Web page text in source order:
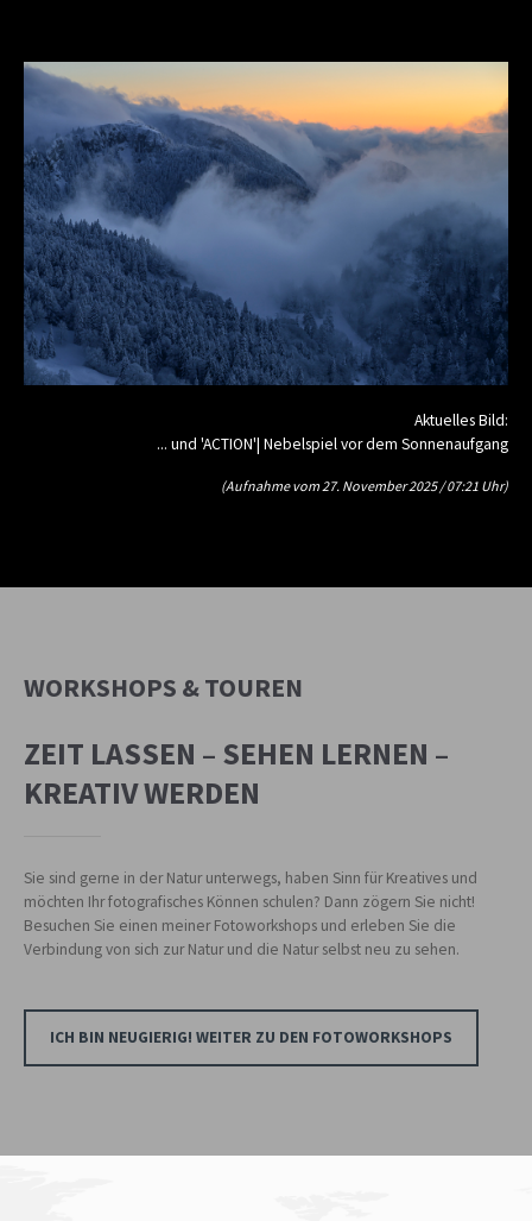
Aktuelles Bild:
... und 'ACTION'| Nebelspiel vor dem Sonnenaufgang
(Aufnahme vom 27. November 2025 / 07:21 Uhr)
WORKSHOPS & TOUREN
ZEIT LASSEN – SEHEN LERNEN –
KREATIV WERDEN
Sie sind gerne in der Natur unterwegs, haben Sinn für Kreatives und
möchten Ihr fotografisches Können schulen? Dann zögern Sie nicht!
Besuchen Sie einen meiner Fotoworkshops und erleben Sie die
Verbindung von sich zur Natur und die Natur selbst neu zu sehen.
ICH BIN NEUGIERIG! WEITER ZU DEN FOTOWORKSHOPS